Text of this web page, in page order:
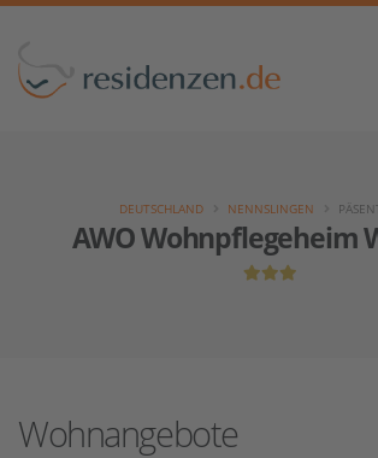
AWO Wohnpflegeheim
DEUTSCHLAND NENNSLINGEN
Wohnangebote